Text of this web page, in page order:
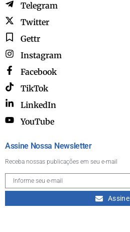
Telegram
Twitter
Gettr
Instagram
Facebook
TikTok
LinkedIn
YouTube
Assine Nossa Newsletter
Receba nossas publicações em seu e-mail
Assine